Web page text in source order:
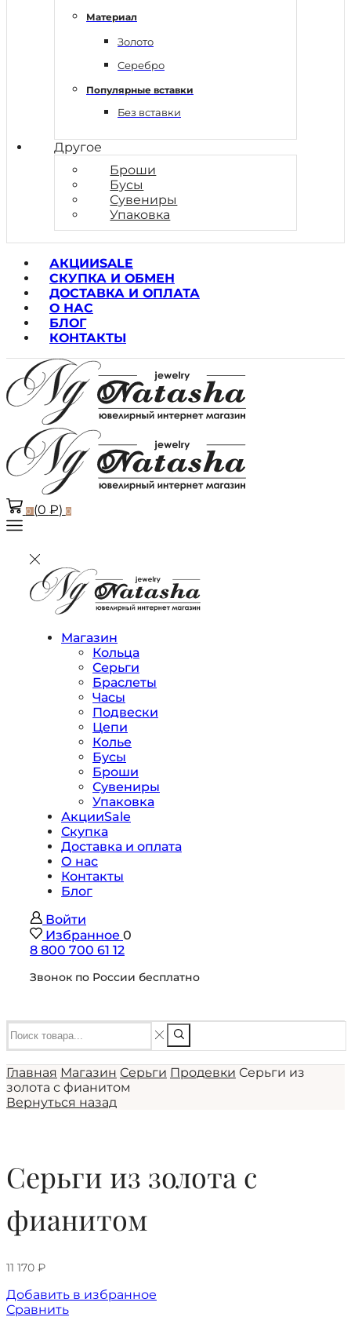
Материал
Золото
Серебро
Популярные вставки
Без вставки
Другое
Броши
Бусы
Сувениры
Упаковка
АКЦИИSALE
СКУПКА И ОБМЕН
ДОСТАВКА И ОПЛАТА
О НАС
БЛОГ
КОНТАКТЫ
0 (0 ₽) 0
Магазин
Кольца
Серьги
Браслеты
Часы
Подвески
Цепи
Колье
Бусы
Броши
Сувениры
Упаковка
АкцииSale
Скупка
Доставка и оплата
О нас
Контакты
Блог
Войти
Избранное 0
8 800 700 61 12
Звонок по России бесплатно
Главная Магазин Серьги Продевки Серьги из
золота с фианитом
Вернуться назад
Серьги из золота с
фианитом
11 170 ₽
Добавить в избранное
Сравнить